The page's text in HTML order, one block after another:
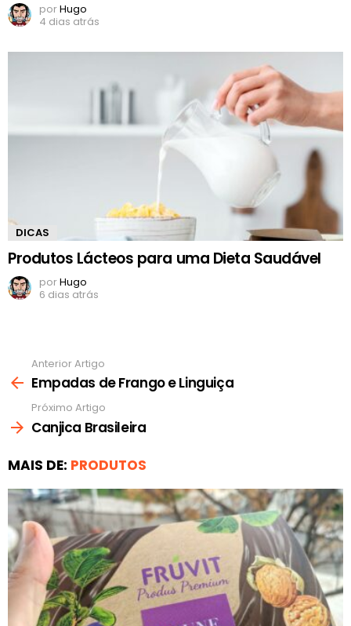
porHugo
4 dias atrás
DICAS
Produtos Lácteos para uma Dieta Saudável
porHugo
6 dias atrás
mais
Anterior Artigo
Empadas de Frango e Linguiça
Próximo Artigo
Canjica Brasileira
MAIS DE: PRODUTOS